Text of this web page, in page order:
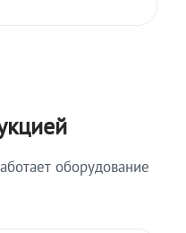
оборудование